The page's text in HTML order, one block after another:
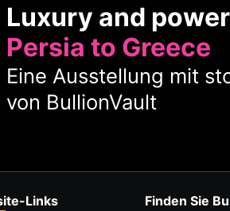
Luxury and power
Persia to Greece
Eine Ausstellung mit
von BullionVault
Links
Finden Sie